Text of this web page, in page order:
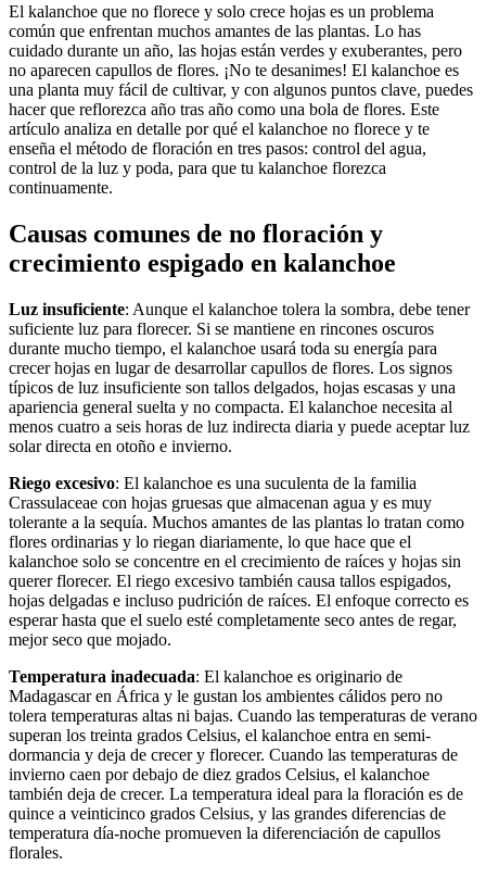
El kalanchoe que no florece y solo crece hojas es un problema
común que enfrentan muchos amantes de las plantas. Lo has
cuidado durante un año, las hojas están verdes y exuberantes, pero
no aparecen capullos de flores. ¡No te desanimes! El kalanchoe es
una planta muy fácil de cultivar, y con algunos puntos clave, puedes
hacer que reflorezca año tras año como una bola de flores. Este
artículo analiza en detalle por qué el kalanchoe no florece y te
enseña el método de floración en tres pasos: control del agua,
control de la luz y poda, para que tu kalanchoe florezca
continuamente.
Causas comunes de no floración y
crecimiento espigado en kalanchoe
Luz insuficiente: Aunque el kalanchoe tolera la sombra, debe tener
suficiente luz para florecer. Si se mantiene en rincones oscuros
durante mucho tiempo, el kalanchoe usará toda su energía para
crecer hojas en lugar de desarrollar capullos de flores. Los signos
típicos de luz insuficiente son tallos delgados, hojas escasas y una
apariencia general suelta y no compacta. El kalanchoe necesita al
menos cuatro a seis horas de luz indirecta diaria y puede aceptar luz
solar directa en otoño e invierno.
Riego excesivo: El kalanchoe es una suculenta de la familia
Crassulaceae con hojas gruesas que almacenan agua y es muy
tolerante a la sequía. Muchos amantes de las plantas lo tratan como
flores ordinarias y lo riegan diariamente, lo que hace que el
kalanchoe solo se concentre en el crecimiento de raíces y hojas sin
querer florecer. El riego excesivo también causa tallos espigados,
hojas delgadas e incluso pudrición de raíces. El enfoque correcto es
esperar hasta que el suelo esté completamente seco antes de regar,
mejor seco que mojado.
Temperatura inadecuada: El kalanchoe es originario de
Madagascar en África y le gustan los ambientes cálidos pero no
tolera temperaturas altas ni bajas. Cuando las temperaturas de verano
superan los treinta grados Celsius, el kalanchoe entra en semi-
dormancia y deja de crecer y florecer. Cuando las temperaturas de
invierno caen por debajo de diez grados Celsius, el kalanchoe
también deja de crecer. La temperatura ideal para la floración es de
quince a veinticinco grados Celsius, y las grandes diferencias de
temperatura día-noche promueven la diferenciación de capullos
florales.